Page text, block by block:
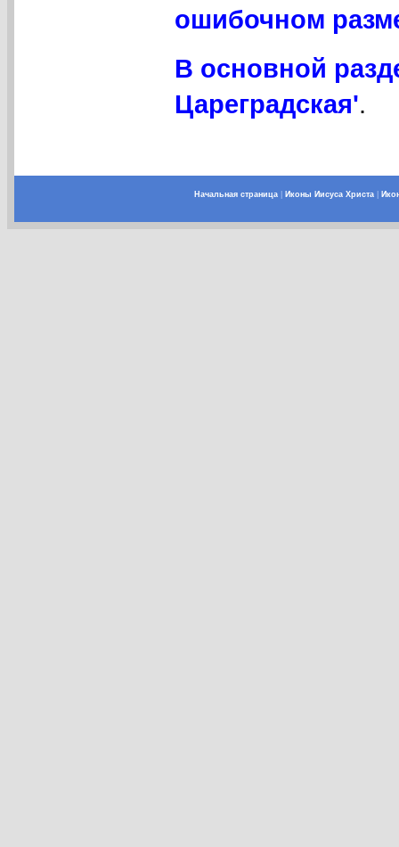
ошибочном
В основной
Цареградская'.
Начальная страница| Иконы Иисуса Христа|